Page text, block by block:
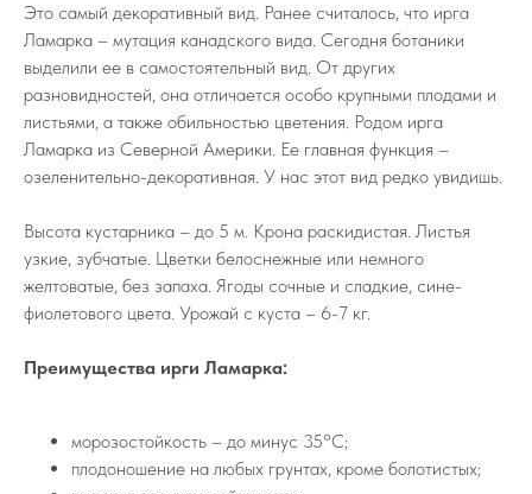
Это самый декоративный вид. Ранее считалось, что ирга
Ламарка – мутация канадского вида. Сегодня ботаники
выделили ее в самостоятельный вид. От других
разновидностей, она отличается особо крупными плодами и
листьями, а также обильностью цветения. Родом ирга
Ламарка из Северной Америки. Ее главная функция –
озеленительно-декоративная. У нас этот вид редко увидишь.
Высота кустарника – до 5 м. Крона раскидистая. Листья
узкие, зубчатые. Цветки белоснежные или немного
желтоватые, без запаха. Ягоды сочные и сладкие, сине-
фиолетового цвета. Урожай с куста – 6-7 кг.
Преимущества ирги Ламарка:
морозостойкость – до минус 35°C;
плодоношение на любых грунтах, кроме болотистых;